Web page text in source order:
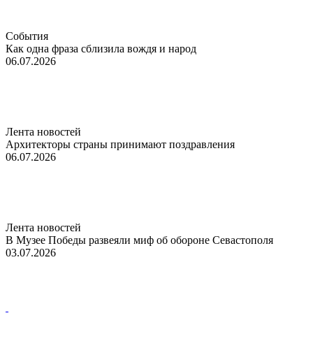
События
Как одна фраза сблизила вождя и народ
06.07.2026
Лента новостей
Архитекторы страны принимают поздравления
06.07.2026
Лента новостей
В Музее Победы развеяли миф об обороне Севастополя
03.07.2026